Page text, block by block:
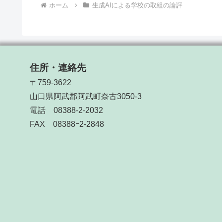
ホーム 生成AIによる学校の取組の論評
住所・連絡先
〒759-3622
山口県阿武郡阿武町奈古3050-3
電話 08388-2-2032
FAX 08388ｰ2-2848